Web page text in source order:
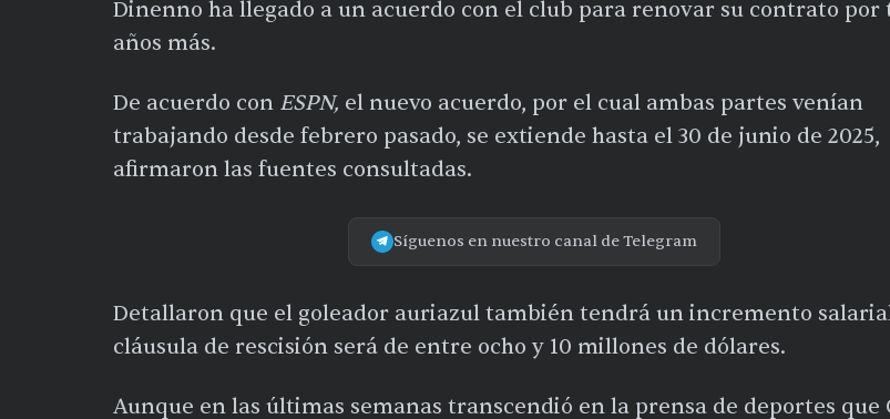
Dinenno ha llegado a un acuerdo con el club para renovar su contrato por
años más.
De acuerdo con ESPN, el nuevo acuerdo, por el cual ambas partes venían
trabajando desde febrero pasado, se extiende hasta el 30 de junio de 2025,
afirmaron las fuentes consultadas.
Síguenos en nuestro canal de Telegram
Detallaron que el goleador auriazul también tendrá un incremento
cláusula de rescisión será de entre ocho y 10 millones de dólares.
Aunque en las últimas semanas transcendió en la prensa de deportes que